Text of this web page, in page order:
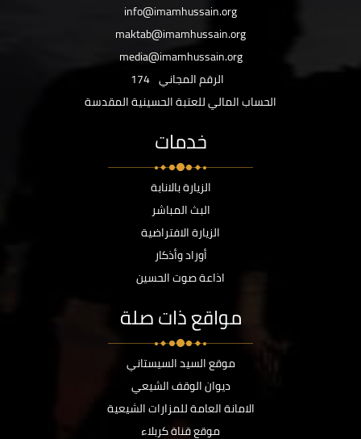
info@imamhussain.org
maktab@imamhussain.org
media@imamhussain.org
الرقم المجاني 174
الحساب المالي للعتبة الحسينية المقدسة
خدمات
الزيارة بالانابة
البث المباشر
الزيارة الافتراضية
أوراد وأذكار
اذاعة صوت الحسين
مواقع ذات صلة
موقع السيد السيستاني
ديوان الوقف الشيعي
الامانة العامة للمزارات الشيعية
موقع قناة كربلاء